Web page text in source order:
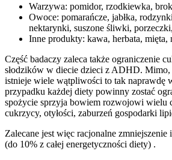
Warzywa: pomidor, rzodkiewka,
Owoce: pomarańcze, jabłka,
nektarynki, suszone śliwki,
Inne produkty: kawa, herbata, mięta,
Część badaczy zaleca także ograniczenie
słodzików w diecie dzieci z ADHD.
istnieje wiele wątpliwości to tak naprawdę
przypadku każdej diety powinny zostać
spożycie sprzyja bowiem rozwojowi wielu
cukrzycy, otyłości, zaburzeń gospodarki
Zalecane jest więc racjonalne zmniejszenie
(do 10% z całej energetyczności diety) .